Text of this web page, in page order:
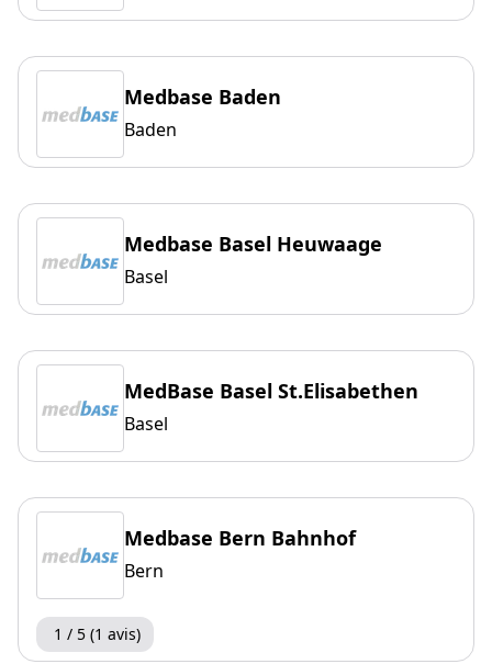
Medbase Baden
Baden
Medbase Basel Heuwaage
Basel
MedBase Basel St.Elisabethen
Basel
Medbase Bern Bahnhof
Bern
1 / 5 (1 avis)